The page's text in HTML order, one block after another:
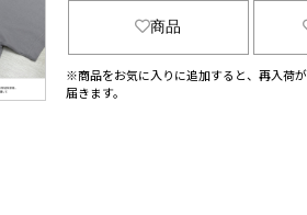
商品
※商品をお気に入りに追加すると、再入荷
届きます。